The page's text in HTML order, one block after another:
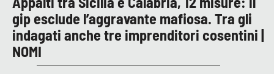
gip esclude l’aggravante mafiosa. Tra gli
indagati anche tre imprenditori cosentini |
NOMI